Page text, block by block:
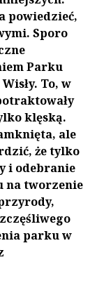
powiedzieć,
Sporo
Parku
To, w
klęską.
ale
że tylko
i odebranie
na tworzenie
parku w